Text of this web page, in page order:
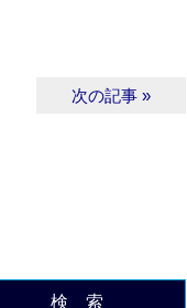
次の記事 »
検 索